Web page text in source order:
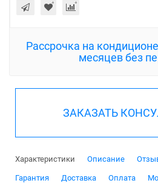
Рассрочка на
месяцев без
ЗАКАЗАТЬ
Характеристики Описание
Гарантия Доставка Оплата